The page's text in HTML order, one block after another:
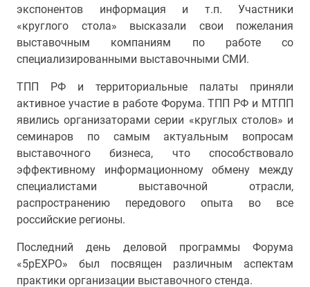
экспонентов информация и т.п. Участники
«круглого стола» высказали свои пожелания
выставочным компаниям по работе со
специализированными выставочными СМИ.
ТПП РФ и территориальные палаты приняли
активное участие в работе Форума. ТПП РФ и МТПП
явились организаторами серии «круглых столов» и
семинаров по самым актуальным вопросам
выставочного бизнеса, что способствовало
эффективному информационному обмену между
специалистами выставочной отрасли,
распространению передового опыта во все
российские регионы.
Последний день деловой программы Форума
«5pEXPO» был посвящен различным аспектам
практики организации выставочного стенда.